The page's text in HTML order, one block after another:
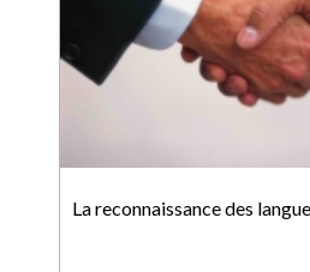
La reconnaissance des